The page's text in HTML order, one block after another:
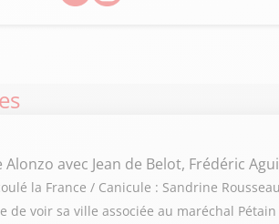
Alonzo avec Jean de Belot, Frédéric
la France / Canicule : Sandrine
de voir sa ville associée au maréchal